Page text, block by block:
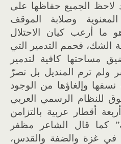
لاحظ الجميع حفاظها على
وصلابة الموقف
ما أرعب كيان الاحتلال
الشك، فحمم التدمير التي
كافية لتدمير
ولم ترم المنديل بل تصرّ
وإلغاؤها من الوجود
للنظام الرسمي العربي
أقطار عربية بالتزامن
كما قال الشاعر مظفر
في غزة والضفة والقدس،